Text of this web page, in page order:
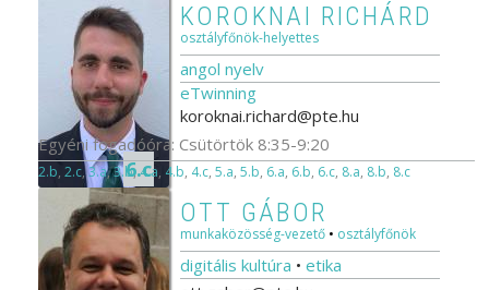
KOROKNAI RICHÁRD
osztályfőnök-helyettes
angol nyelv
eTwinning
koroknai.richard@pte.hu
Egyéni fogadóóra: Csütörtök 8:35-9:20
6.c
2.b, 2.c,3.a,3.b,4.a, 4.b, 4.c, 5.a, 5.b, 6.a, 6.b, 6.c, 8.a, 8.b, 8.c
OTT GÁBOR
munkaközösség-vezető • osztályfőnök
digitális kultúra • etika